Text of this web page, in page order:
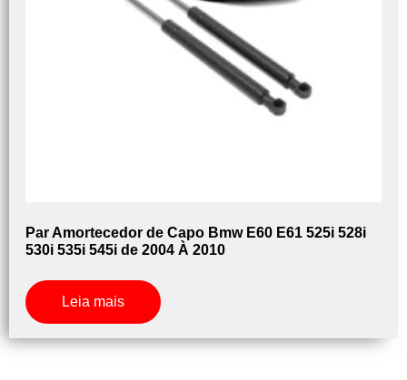
Par Amortecedor de Capo Bmw E60 E61 525i 528i
530i 535i 545i de 2004 À 2010
Leia mais